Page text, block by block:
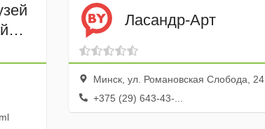
Ласандр-Арт
Минск, ул. Романовская Слобода, 24
+375 (29) 643-43-...